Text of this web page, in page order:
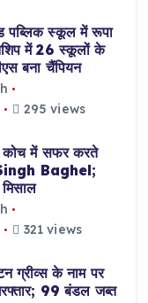
स्कूल में रूपा
में 26 स्कूलों के
बना चैंपियन
295 views
में सफर करते
Singh Baghel;
321 views
ग्रीव्स के नाम पर
99 बंडल जब्त